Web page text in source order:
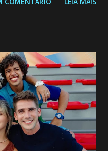
de 08/06/26 a 14/06/26
ser o tipo de
toda a vida. Camila
como seria o
seduzi-lo. Manuel avisa a
de Gabriel com Joana.
as suspeitas pelo
apontando que ele poderia